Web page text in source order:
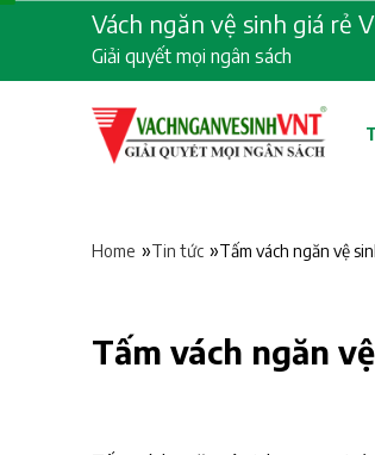
content
Vách ngăn vệ sinh giá rẻ
Giải quyết mọi ngân sách
Home »Tin tức »Tấm vách ngăn vệ
Tấm vách ngăn